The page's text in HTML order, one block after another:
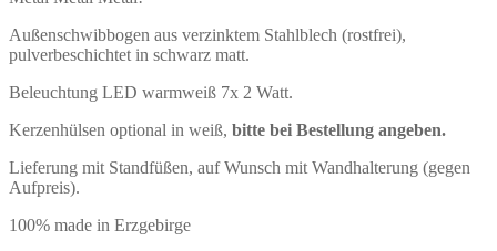
Außenschwibbogen aus verzinktem Stahlblech (rostfrei),
pulverbeschichtet in schwarz matt.
Beleuchtung LED warmweiß 7x 2 Watt.
Kerzenhülsen optional in weiß, bitte bei Bestellung angeben.
Lieferung mit Standfüßen, auf Wunsch mit Wandhalterung (gegen
Aufpreis).
100% made in Erzgebirge